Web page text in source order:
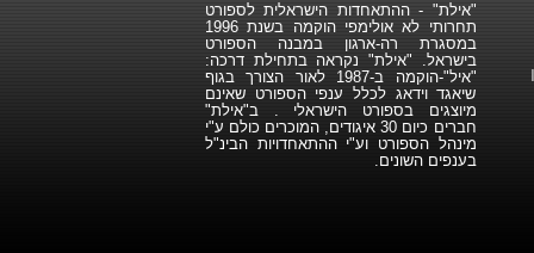
"אילת" - ההתאחדות הישראלית לספורט
תחרותי לא אולימפי הוקמה בשנת 1996
במסגרת רה-ארגון במבנה הספורט
בישראל. "אילת" נקראה בתחילת דרכה:
"איל"-הוקמה ב-1987 לאור הצורך בגוף
שיאגד וידאג לכלל ענפי הספורט שאינם
מיוצגים בספורט הישראלי . ב"אילת"
חברים כיום 30 איגודים, המוכרים כולם ע"י
מינהל הספורט וע"י ההתאחדויות הבינ"ל
בענפים השונים.